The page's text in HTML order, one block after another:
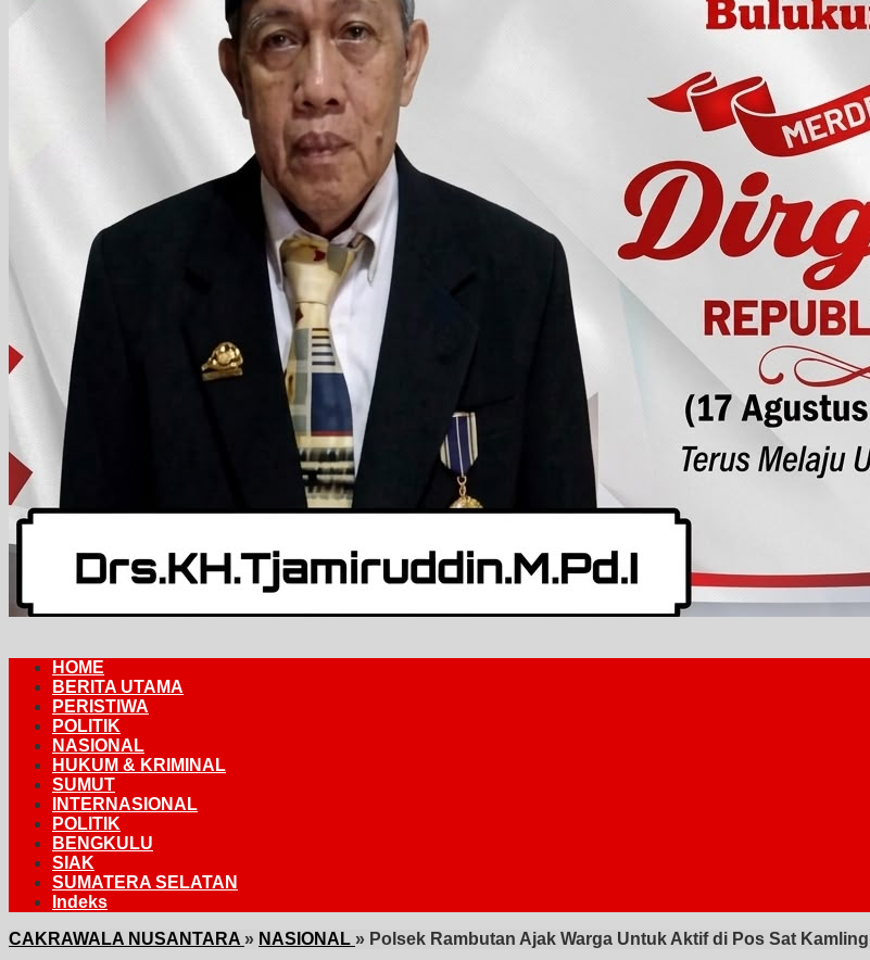
HOME
BERITA UTAMA
PERISTIWA
POLITIK
NASIONAL
HUKUM & KRIMINAL
SUMUT
INTERNASIONAL
POLITIK
BENGKULU
SIAK
SUMATERA SELATAN
Indeks
CAKRAWALA NUSANTARA » NASIONAL » Polsek Rambutan Ajak Warga Untuk Aktif di Pos Sat Kamling